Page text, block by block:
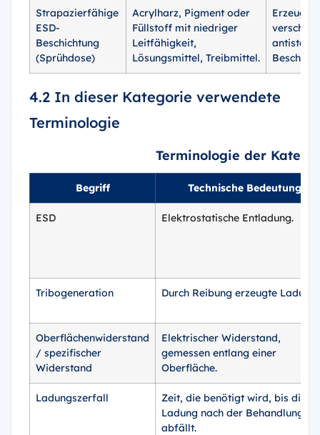
Strapazierfähige
ESD-
Beschichtung
(Sprühdose)
Acrylharz, Pigment oder
Füllstoff mit niedriger
Leitfähigkeit,
Lösungsmittel, Treibmittel.
Erzeugt
4.2 In dieser Kategorie verwendete
Terminologie
Terminologie der
Begriff Technische Bedeutung
ESD Elektrostatische Entladung.
Tribogeneration Durch Reibung erzeugte Ladung.
Oberflächenwiderstand
/ spezifischer
Widerstand
Elektrischer Widerstand,
gemessen entlang einer
Oberfläche.
Ladungszerfall
Zeit, die benötigt wird, bis die
Ladung nach der Behandlung
abfällt.